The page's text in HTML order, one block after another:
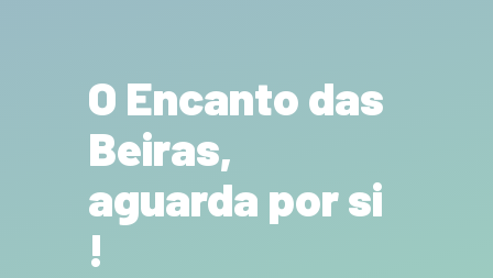
O Encanto das
Beiras,
aguarda por si
!